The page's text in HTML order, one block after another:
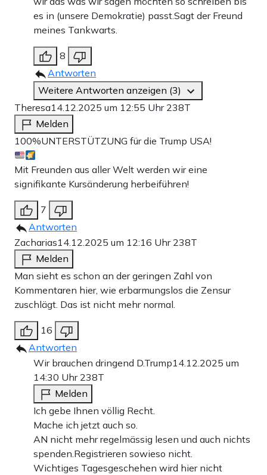
es in (unsere Demokratie) passt.Sagt der Freund
meines Tankwarts.
8
Antworten
Weitere Antworten anzeigen (3)
Theresa14.12.2025 um 12:55 Uhr 238T
Melden
100%UNTERSTÜTZUNG für die Trump USA!
Mit Freunden aus aller Welt werden wir eine
signifikante Kursänderung herbeiführen!
7
Antworten
Zacharias14.12.2025 um 12:16 Uhr 238T
Melden
Man sieht es schon an der geringen Zahl von
Kommentaren hier, wie erbarmungslos die Zensur
zuschlägt. Das ist nicht mehr normal.
16
Antworten
Wir brauchen dringend D.Trump14.12.2025 um
14:30 Uhr 238T
Melden
Ich gebe Ihnen völlig Recht.
Mache ich jetzt auch so.
AN nicht mehr regelmässig lesen und auch nichts
spenden.Registrieren sowieso nicht.
Wichtiges Tagesgeschehen wird hier nicht